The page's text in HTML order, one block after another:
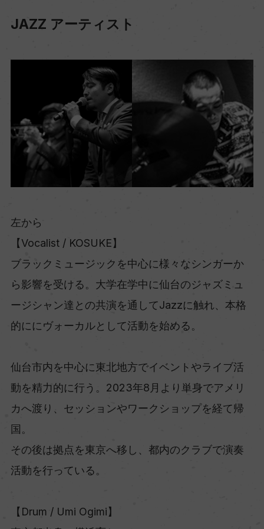
JAZZ アーティスト
左から
【Vocalist / KOSUKE】
ブラックミュージックを中心に様々なシンガーか
ら影響を受ける。大学在学中に仙台のジャズミュ
ージシャン達との共演を通してJazzに触れ、本格
的ににヴォーカルとして活動を始める。
仙台市内を中心に東北地方でイベントやライブ活
動を精力的に行う。2023年8月より単身でアメリ
カへ渡り、セッションやワークショップを経て帰
国。
その後は拠点を東京へ移し、都内のクラブで演奏
活動を行っている。
【Drum / Umi Ogimi】